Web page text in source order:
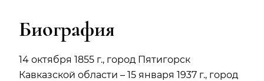
Биография
14 октября 1855 г., город Пятигорск
Кавказской области – 15 января 1937 г., город